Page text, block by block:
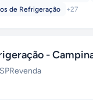
de Refrigeração
+27
-
SPRevenda